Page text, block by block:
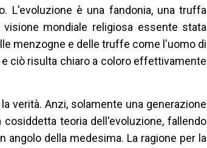
L'evoluzione è una fandonia, una truffa
mondiale religiosa essente stata
menzogne e delle truffe come l'uomo di
ciò risulta chiaro a coloro effettivamente
verità. Anzi, solamente una generazione
teoria dell'evoluzione, fallendo
della medesima. La ragione per la